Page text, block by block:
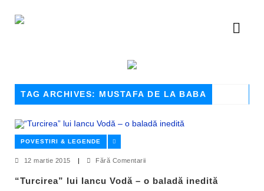
TAG ARCHIVES: MUSTAFA DE LA BABA
POVESTIRI & LEGENDE
12 martie 2015 | Fără Comentarii
“Turcirea” lui Iancu Vodă – o baladă inedită